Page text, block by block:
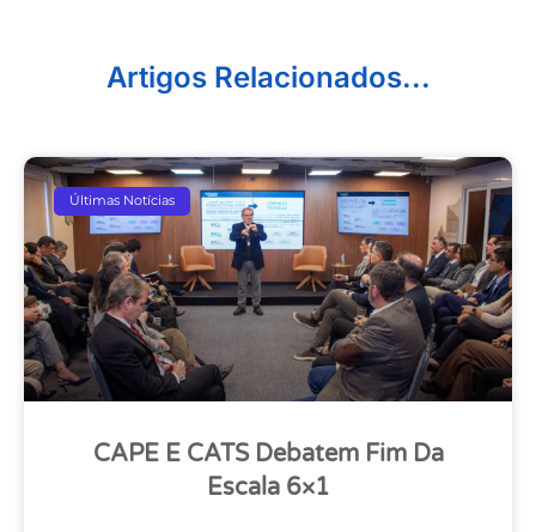
Artigos Relacionados...
Últimas Notícias
CAPE E CATS Debatem Fim Da
Escala 6×1